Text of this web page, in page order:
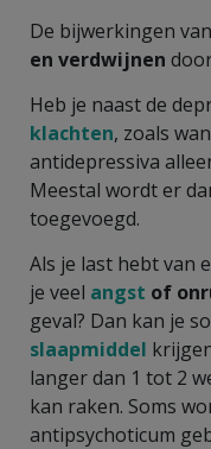
De bijwerkingen
en verdwijnen
Heb je naast de
klachten, zoals
antidepressiva
Meestal wordt er
toegevoegd.
Als je last hebt van
je veel angst of
geval? Dan kan je
slaapmiddel
langer dan 1 tot 2
kan raken. Soms
antipsychoticum